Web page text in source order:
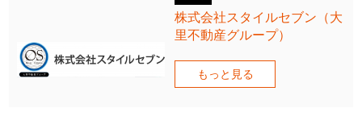
株式会社スタイルセブン（大
里不動産グループ）
もっと見る